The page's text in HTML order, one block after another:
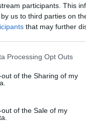
participants. This
us to third parties on
that may further
Processing Opt Outs
of the Sharing of my
of the Sale of my
de trabajo para la
de Servicios
propone mejorar
otros sistemas de
reducir las
interna y
del Diagnóstico,
mesas de trabajo
los retos del
Servicios Sociales
en el Plan